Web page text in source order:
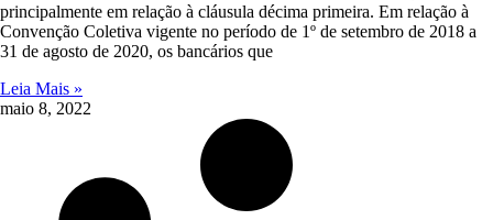
principalmente em relação à cláusula décima primeira. Em relação à
Convenção Coletiva vigente no período de 1º de setembro de 2018 a
31 de agosto de 2020, os bancários que
Leia Mais »
maio 8, 2022